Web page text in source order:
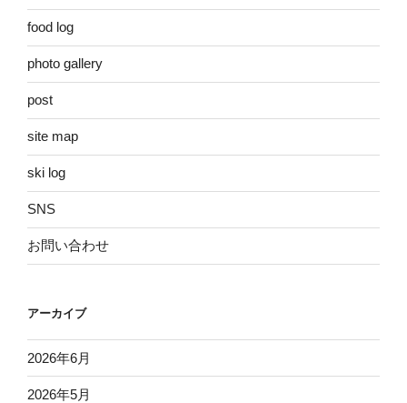
food log
photo gallery
post
site map
ski log
SNS
お問い合わせ
アーカイブ
2026年6月
2026年5月